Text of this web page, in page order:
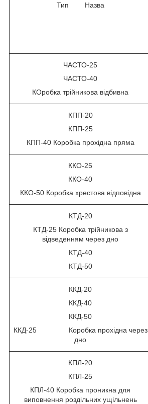
Тип Назва
ЧАСТО-25
ЧАСТО-40
КОробка трійникова відбивна
КПП-20
КПП-25
КПП-40 Коробка прохідна пряма
ККО-25
ККО-40
ККО-50 Коробка хрестова відповідна
КТД-20
КТД-25 Коробка трійникова з
відведенням через дно
КТД-40
КТД-50
ККД-20
ККД-40
ККД-50
ККД-25 Коробка прохідна через
дно
КПЛ-20
КПЛ-25
КПЛ-40 Коробка проникна для
виповнення роздільних ущільнень